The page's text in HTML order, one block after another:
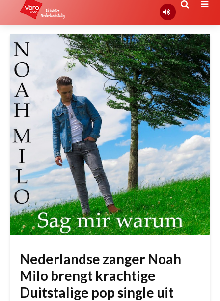
Nederlandse zanger Noah
Milo brengt krachtige
Duitstalige pop single uit